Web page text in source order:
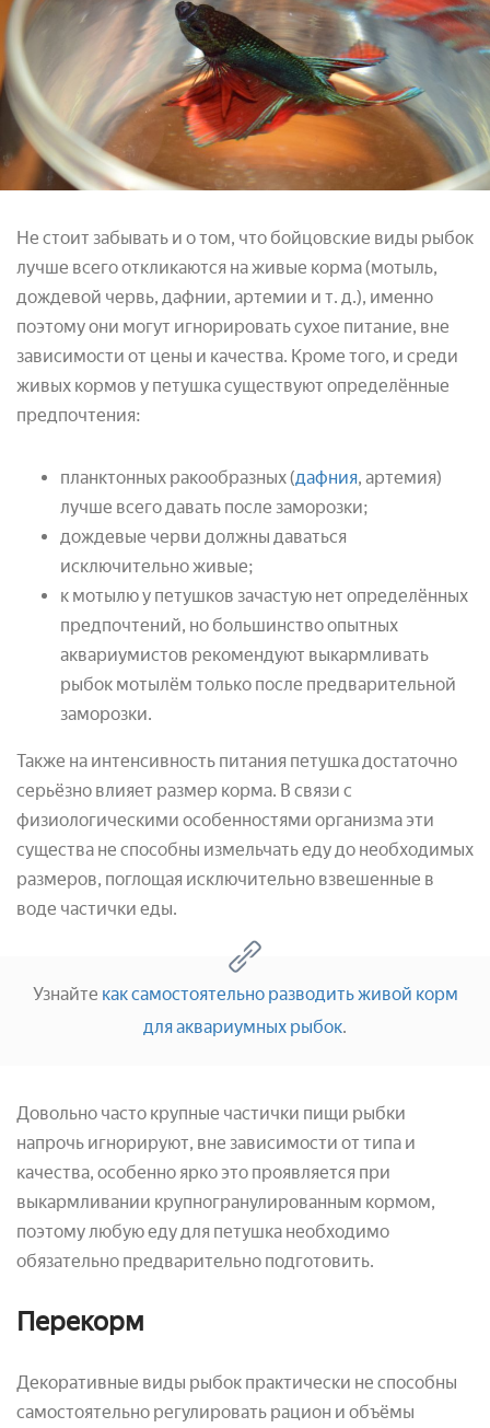
Не стоит забывать и о том, что бойцовские виды рыбок
лучше всего откликаются на живые корма (мотыль,
дождевой червь, дафнии, артемии и т. д.), именно
поэтому они могут игнорировать сухое питание, вне
зависимости от цены и качества. Кроме того, и среди
живых кормов у петушка существуют определённые
предпочтения:
планктонных ракообразных (дафния, артемия)
лучше всего давать после заморозки;
дождевые черви должны даваться
исключительно живые;
к мотылю у петушков зачастую нет определённых
предпочтений, но большинство опытных
аквариумистов рекомендуют выкармливать
рыбок мотылём только после предварительной
заморозки.
Также на интенсивность питания петушка достаточно
серьёзно влияет размер корма. В связи с
физиологическими особенностями организма эти
существа не способны измельчать еду до необходимых
размеров, поглощая исключительно взвешенные в
воде частички еды.
Узнайте как самостоятельно разводить живой корм
для аквариумных рыбок.
Довольно часто крупные частички пищи рыбки
напрочь игнорируют, вне зависимости от типа и
качества, особенно ярко это проявляется при
выкармливании крупногранулированным кормом,
поэтому любую еду для петушка необходимо
обязательно предварительно подготовить.
Перекорм
Декоративные виды рыбок практически не способны
самостоятельно регулировать рацион и объёмы